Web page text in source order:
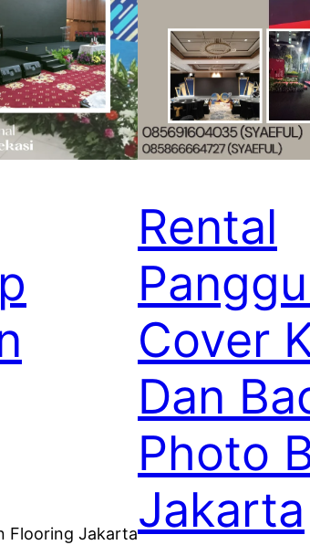
Flooring Jakarta
Rental
Cover
Dan
Photo
Jakarta